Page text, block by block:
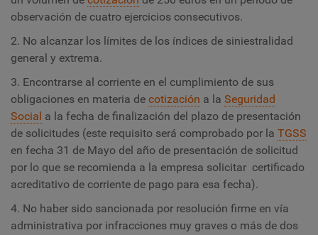
observación de cuatro ejercicios consecutivos.
2. No alcanzar los límites de los índices de siniestralidad
general y extrema.
3. Encontrarse al corriente en el cumplimiento de sus
obligaciones en materia de cotización a la Seguridad
Social a la fecha de finalización del plazo de presentación
de solicitudes (este requisito será comprobado por la TGSS
en fecha 31 de Mayo del año de presentación de solicitud
por lo que se recomienda a la empresa solicitar certificado
acreditativo de corriente de pago para esa fecha).
4. No haber sido sancionada por resolución firme en vía
administrativa por infracciones muy graves o más de dos